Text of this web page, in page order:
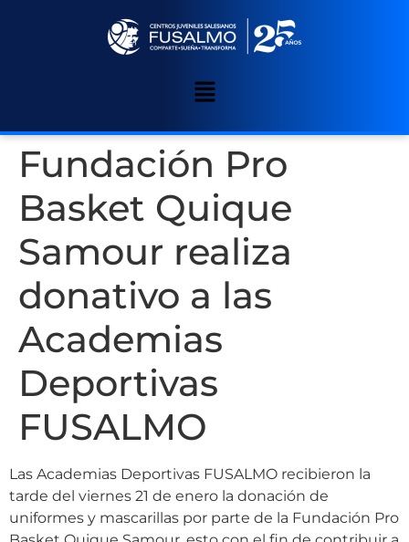
Fundación Pro
Basket Quique
Samour realiza
donativo a las
Academias
Deportivas
FUSALMO
Las Academias Deportivas FUSALMO recibieron la
tarde del viernes 21 de enero la donación de
uniformes y mascarillas por parte de la Fundación Pro